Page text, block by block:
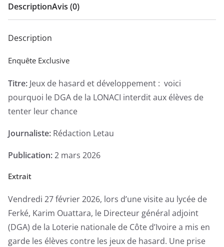
de
la
interdit
aux
élèves
tenter
leur
-
Enquête
Exclusive
DescriptionAvis (0)
Description
Enquête Exclusive
Titre: Jeux de hasard et développement : voici
pourquoi le DGA de la LONACI interdit aux élèves de
tenter leur chance
Journaliste: Rédaction Letau
Publication:2 mars 2026
Extrait
Vendredi 27 février 2026, lors d’une visite au lycée de
Ferké, Karim Ouattara, le Directeur général adjoint
(DGA) de la Loterie nationale de Côte d’Ivoire a mis en
garde les élèves contre les jeux de hasard. Une prise